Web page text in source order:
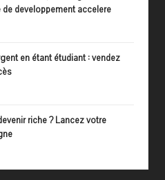
de developpement accelere
en étant étudiant : vendez
riche ? Lancez votre